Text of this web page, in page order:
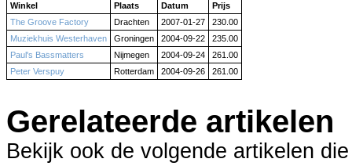
Winkel Plaats Datum
Prijs
The Groove Factory
Drachten 2007-01-27
230.00
Muziekhuis Westerhaven
Groningen 2004-09-22
235.00
Paul's Bassmatters
Nijmegen 2004-09-24
261.00
Peter Verspuy
Rotterdam 2004-09-26 261.00
Gerelateerde artikelen
Bekijk ook de volgende artikelen